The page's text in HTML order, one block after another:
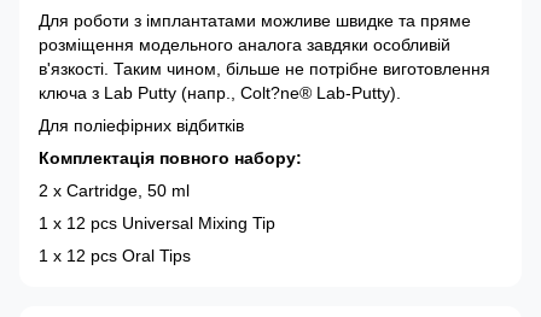
Для роботи з імплантатами можливе швидке та пряме
розміщення модельного аналога завдяки особливій
в'язкості. Таким чином, більше не потрібне виготовлення
ключа з Lab Putty (напр., Colt?ne® Lab-Putty).
Для поліефірних відбитків
Комплектація повного набору:
2 x Cartridge, 50 ml
1 x 12 pcs Universal Mixing Tip
1 x 12 pcs Oral Tips